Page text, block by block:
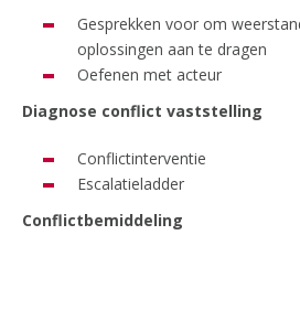
Gesprekken voor om
oplossingen aan te dragen
Oefenen met acteur
Diagnose conflict vaststelling
Conflictinterventie
Escalatieladder
Conflictbemiddeling